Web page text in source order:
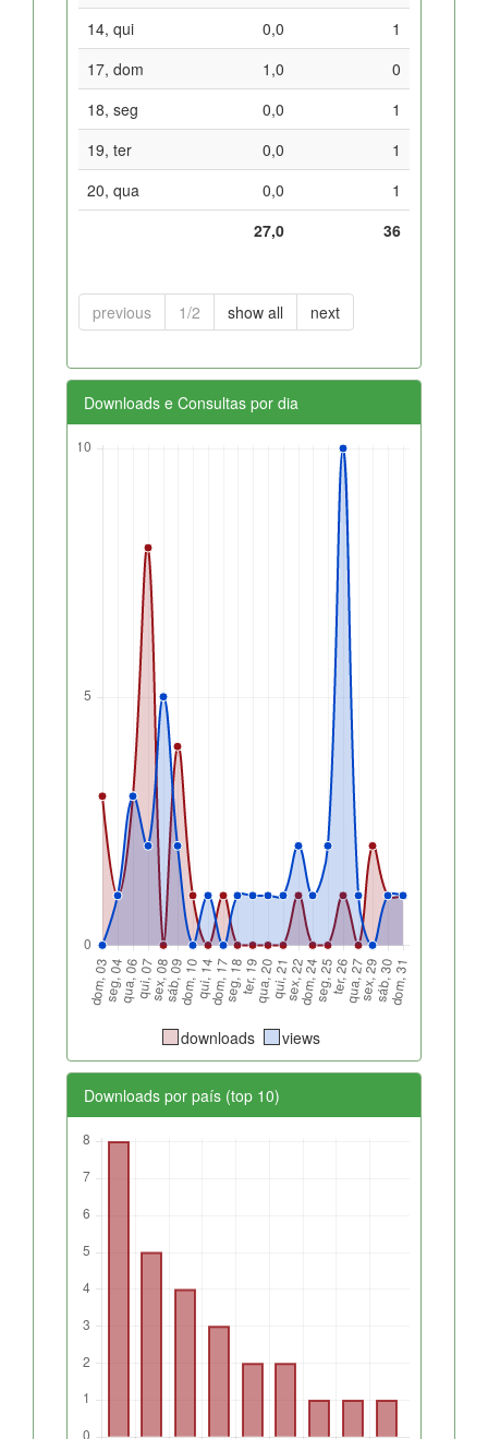
14, qui
0,0
1
17, dom
1,0
0
18, seg
0,0
1
19, ter
0,0
1
20, qua
0,0
1
27,0
36
previous 1/2 show all next
Downloads e Consultas por dia
downloads views
Downloads por país (top 10)